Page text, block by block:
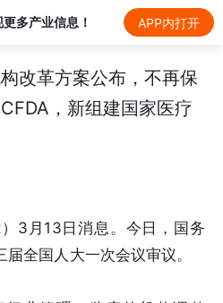
多产业信息！ APP内打开
改革方案公布，不再保
，新组建国家医疗
3月13日消息。今日，国务
全国人大一次会议审议。